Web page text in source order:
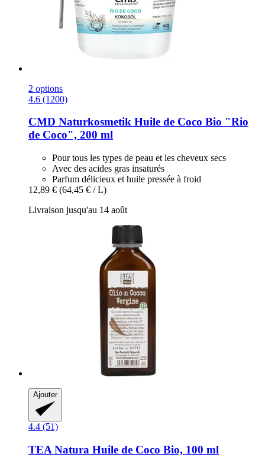
2 options
4.6 (1200)
CMD Naturkosmetik Huile de Coco Bio "Rio
de Coco", 200 ml
Pour tous les types de peau et les cheveux secs
Avec des acides gras insaturés
Parfum délicieux et huile pressée à froid
12,89 € (64,45 € / L)
Livraison jusqu'au 14 août
Ajouter
4.4 (51)
TEA Natura Huile de Coco Bio, 100 ml